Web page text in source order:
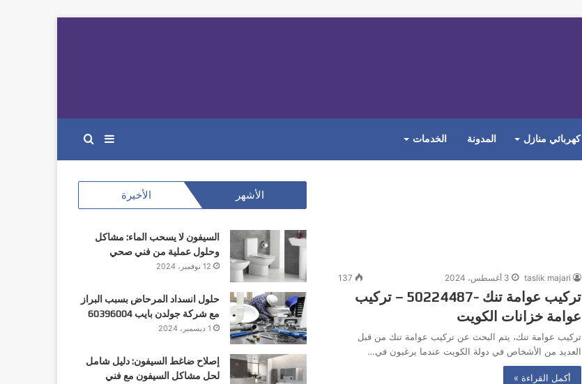
كهربائي منازل المدونة الخدمات
عن
إضافة
عمود
taslik majari 3 أغسطس، 2024 137
تركيب عوامة تنك -50224487‬ – تركيب
عوامة خزانات الكويت
تركيب عوامة تنك، يتم البحث عن تركيب عوامة تنك من قبل
العديد من الأشخاص في دولة الكويت عندما يرغبون في…
أكمل القراءة »
الأشهر الأخيرة
السيفون لا يسحب الماء: مشاكل
وحلول عملية من فني صحي
12 نوفمبر، 2024
حلول انسداد المرحاض بسبب البراز
مع شركة جولدن بايب 60396004
1 ديسمبر، 2024
إصلاح ضاغط السيفون: دليل شامل
لحل مشاكل السيفون مع فني